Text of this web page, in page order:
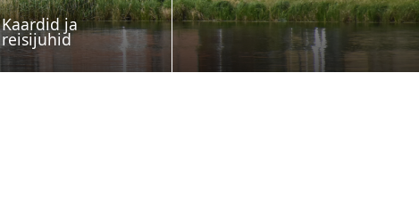
Kaardid ja
reisijuhid